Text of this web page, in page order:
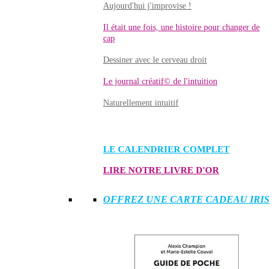
Aujourd'hui j'improvise !
Il était une fois, une histoire pour changer de
cap
Dessiner avec le cerveau droit
Le journal créatif© de l'intuition
Naturellement intuitif
LE CALENDRIER COMPLET
LIRE NOTRE LIVRE D'OR
OFFREZ UNE CARTE CADEAU IRIS